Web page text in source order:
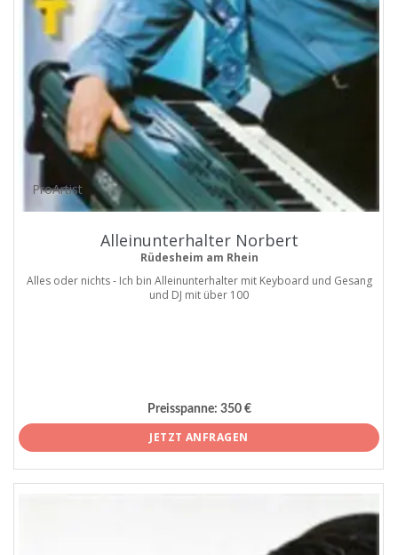
ProArtist
Alleinunterhalter Norbert
Rüdesheim am Rhein
Alles oder nichts - Ich bin Alleinunterhalter mit Keyboard und Gesang
und DJ mit über 100
Preisspanne: 350 €
JETZT ANFRAGEN